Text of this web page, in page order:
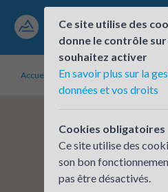
Accueil Établissements inscrits
Ce site utilise des
donne le contrôle
souhaitez activer
En savoir plus sur la
données et vos droits
Cookies obligatoires
Ce site utilise des
son bon
pas être désactivés.